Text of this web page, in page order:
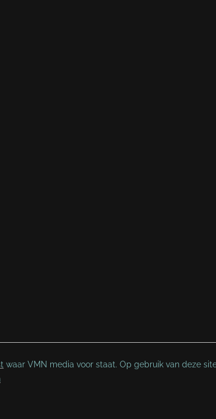
waar VMN media voor staat. Op gebruik van deze